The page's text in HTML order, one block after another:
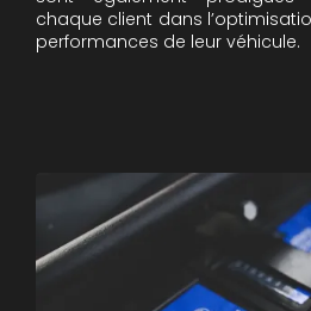
chaque client dans
performances de leur véhicule.